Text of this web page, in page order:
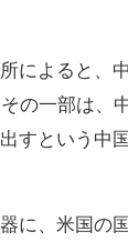
によると、
の一部は、
すという中
に、米国の